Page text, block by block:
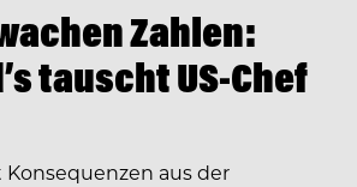
Zahlen:
tauscht US-Chef
Konsequenzen aus der